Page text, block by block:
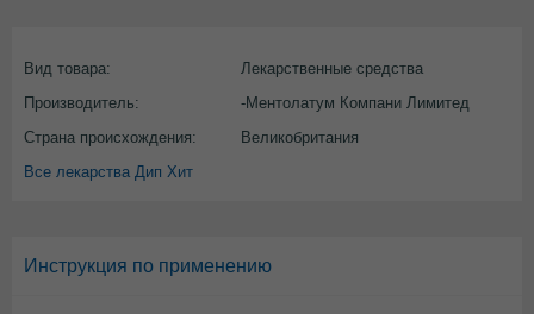
Вид товара:
Лекарственные средства
Производитель:
-Ментолатум Компани Лимитед
Страна происхождения:
Великобритания
Все лекарства Дип Хит
Инструкция по применению